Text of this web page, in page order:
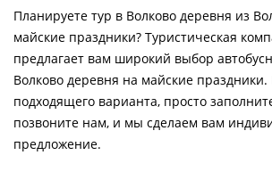
Планируете тур в Волково деревня из
майские праздники? Туристическая
предлагает вам широкий выбор
Волково деревня на майские
подходящего варианта, просто
позвоните нам, и мы сделаем вам
предложение.